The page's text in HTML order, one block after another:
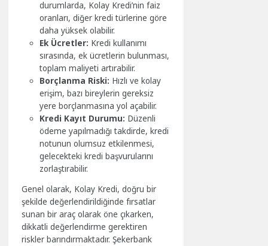
durumlarda, Kolay Kredi’nin faiz
oranları, diğer kredi türlerine göre
daha yüksek olabilir.
Ek Ücretler: Kredi kullanımı
sırasında, ek ücretlerin bulunması,
toplam maliyeti artırabilir.
Borçlanma Riski: Hızlı ve kolay
erişim, bazı bireylerin gereksiz
yere borçlanmasına yol açabilir.
Kredi Kayıt Durumu: Düzenli
ödeme yapılmadığı takdirde, kredi
notunun olumsuz etkilenmesi,
gelecekteki kredi başvurularını
zorlaştırabilir.
Genel olarak, Kolay Kredi, doğru bir
şekilde değerlendirildiğinde fırsatlar
sunan bir araç olarak öne çıkarken,
dikkatli değerlendirme gerektiren
riskler barındırmaktadır. Şekerbank